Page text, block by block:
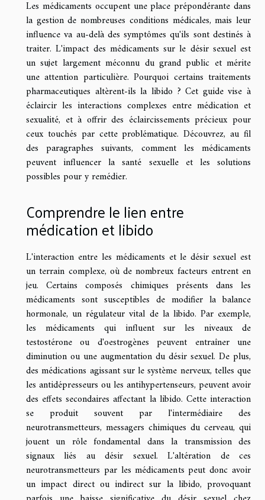
Les médicaments occupent une place prépondérante dans
la gestion de nombreuses conditions médicales, mais leur
influence va au-delà des symptômes qu'ils sont destinés à
traiter. L'impact des médicaments sur le désir sexuel est
un sujet largement méconnu du grand public et mérite
une attention particulière. Pourquoi certains traitements
pharmaceutiques altèrent-ils la libido ? Cet guide vise à
éclaircir les interactions complexes entre médication et
sexualité, et à offrir des éclaircissements précieux pour
ceux touchés par cette problématique. Découvrez, au fil
des paragraphes suivants, comment les médicaments
peuvent influencer la santé sexuelle et les solutions
possibles pour y remédier.
Comprendre le lien entre
médication et libido
L'interaction entre les médicaments et le désir sexuel est
un terrain complexe, où de nombreux facteurs entrent en
jeu. Certains composés chimiques présents dans les
médicaments sont susceptibles de modifier la balance
hormonale, un régulateur vital de la libido. Par exemple,
les médicaments qui influent sur les niveaux de
testostérone ou d'oestrogènes peuvent entraîner une
diminution ou une augmentation du désir sexuel. De plus,
des médications agissant sur le système nerveux, telles que
les antidépresseurs ou les antihypertenseurs, peuvent avoir
des effets secondaires affectant la libido. Cette interaction
se produit souvent par l'intermédiaire des
neurotransmetteurs, messagers chimiques du cerveau, qui
jouent un rôle fondamental dans la transmission des
signaux liés au désir sexuel. L'altération de ces
neurotransmetteurs par les médicaments peut donc avoir
un impact direct ou indirect sur la libido, provoquant